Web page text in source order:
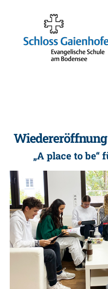
Werkzeugleiste öffnen
springen
„A place to be“